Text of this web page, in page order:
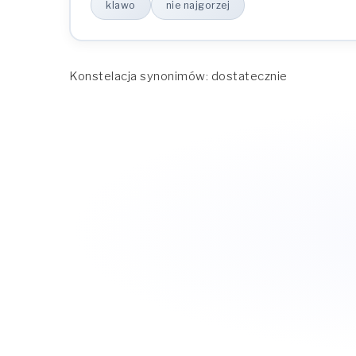
klawo nie najgorzej
Konstelacja synonimów: dostatecznie